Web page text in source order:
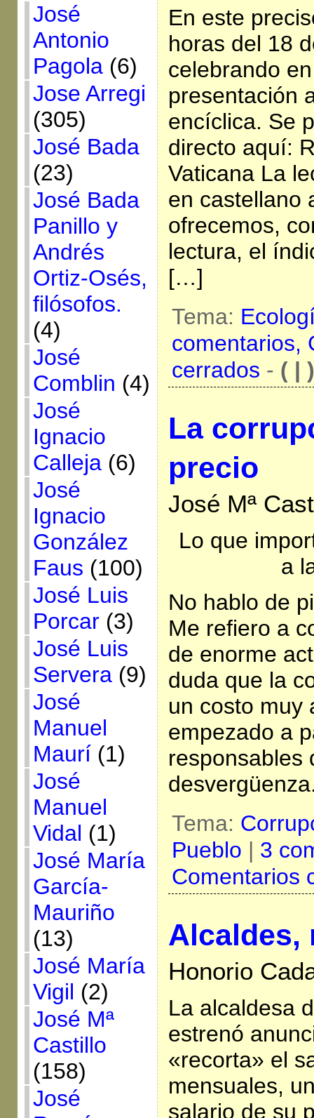
José
Antonio
Pagola(6)
Jose Arregi
(305)
José Bada
(23)
José Bada
Panillo y
Andrés
Ortiz-Osés,
filósofos.
(4)
José
Comblin (4)
José
Ignacio
Calleja(6)
José
Ignacio
González
Faus (100)
José Luis
Porcar(3)
José Luis
Servera(9)
José
Manuel
Maurí(1)
José
Manuel
Vidal (1)
José María
García-
Mauriño
(13)
José María
Vigil (2)
José Mª
Castillo
(158)
José
En este
horas del 18
celebrando
presentación
encíclica. Se
directo aquí:
Vaticana La
en castellano
ofrecemos,
lectura, el
[…]
Tema:
comentarios,
cerrados - ( | )
La
precio
José Mª
Lo que
a
No hablo de
Me refiero a
de enorme
duda que la
un costo muy
empezado a
responsables
Tema:
Pueblo | 3
Comentarios
Alcaldes,
Honorio
La alcaldesa
estrenó
«recorta» el
mensuales,
salario de su